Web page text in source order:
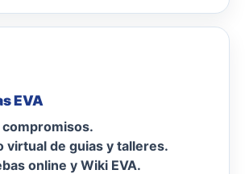
EVA
virtual de guias y talleres.
online y Wiki EVA.